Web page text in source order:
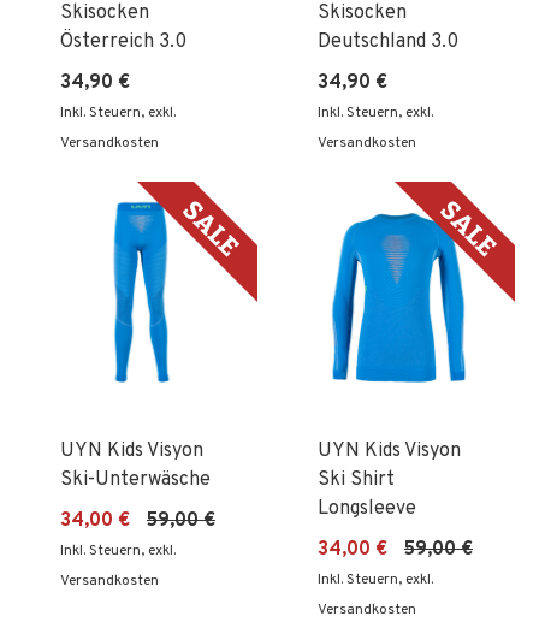
Skisocken
Österreich 3.0
34,90 €
Inkl. Steuern, exkl.
Versandkosten
Skisocken
Deutschland 3.0
34,90 €
Inkl. Steuern, exkl.
Versandkosten
UYN Kids Visyon
Ski-Unterwäsche
34,00 €
59,00 €
Inkl. Steuern, exkl.
Versandkosten
UYN Kids Visyon
Ski Shirt
Longsleeve
34,00 €
59,00 €
Inkl. Steuern, exkl.
Versandkosten